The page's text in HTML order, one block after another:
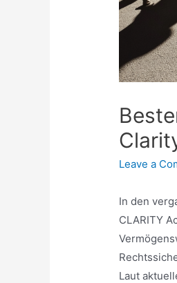
Leave a
In den
CLARITY
Laut